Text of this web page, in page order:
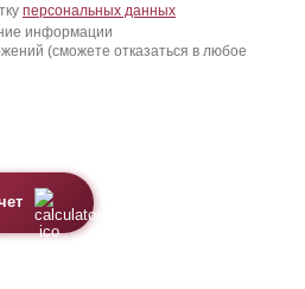
персональных данных
информации
(сможете отказаться в любое